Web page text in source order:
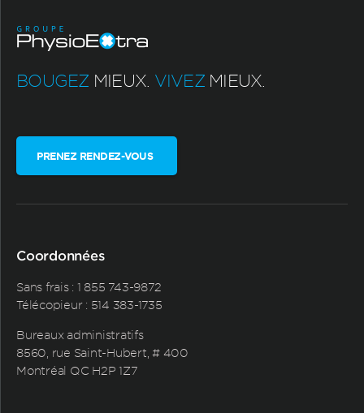
BOUGEZ MIEUX. VIVEZ MIEUX.
PRENEZ RENDEZ-VOUS
Coordonnées
Sans frais : 1 855 743-9872
Télécopieur : 514 383-1735
Bureaux administratifs
8560, rue Saint-Hubert, # 400
Montréal QC H2P 1Z7